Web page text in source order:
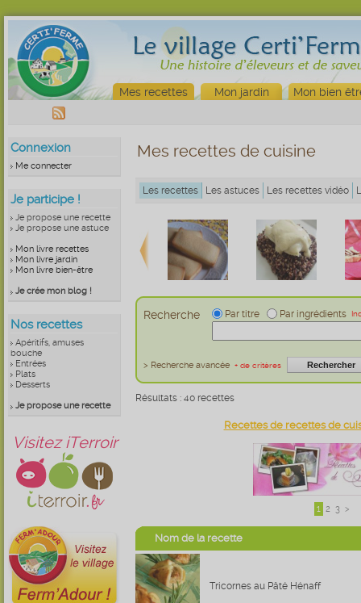
Mes recettes Mon jardin Mon bien
Connexion
Me connecter
Je participe !
Je propose une recette
Je propose une astuce
Mon livre recettes
Mon livre jardin
Mon livre bien-être
Je crée mon blog !
Nos recettes
Apéritifs, amuses
bouche
Entrées
Plats
Desserts
Je propose une recette
Visitez iTerroir
Mes recettes de cuisine
Les recettes Les astuces Les recettes vidéo
Recherche Par titre Par ingrédients
> Recherche avancée + de critères
Résultats : 40 recettes
Recettes de recettes de
1 2 3 >
Nom de la recette
Tricornes au Pâté Hénaff